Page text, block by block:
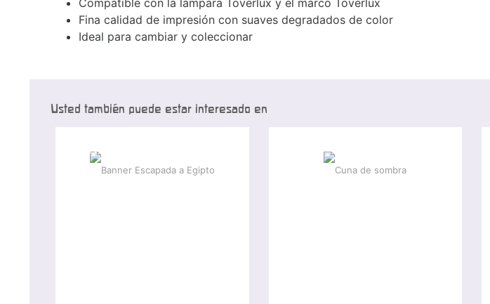
Fina calidad de impresión con suaves degradados de color
Ideal para cambiar y coleccionar
Usted también puede estar interesado en
-15 %